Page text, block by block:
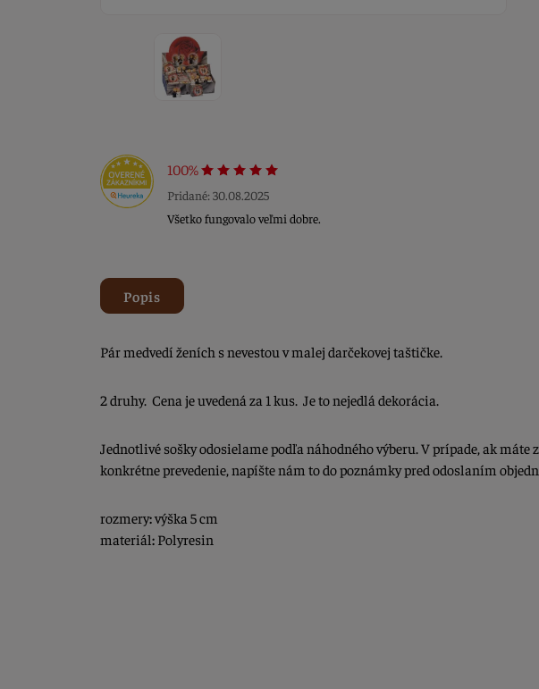
100%
Pridané: 30.08.2025
Všetko fungovalo veľmi dobre.
Popis
Pár medvedí ženích s nevestou v malej darčekovej taštičke.
2 druhy. Cena je uvedená za 1 kus. Je to nejedlá dekorácia.
Jednotlivé sošky odosielame podľa náhodného výberu. V prípade, ak máte
konkrétne prevedenie, napíšte nám to do poznámky pred odoslaním
rozmery:výška 5 cm
materiál: Polyresin